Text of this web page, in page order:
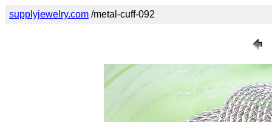
supplyjewelry.com /metal-cuff-092